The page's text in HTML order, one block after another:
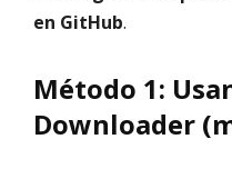
en GitHub.
Método 1:
Downloader